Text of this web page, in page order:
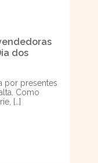
dos
por presentes
Como
[…]